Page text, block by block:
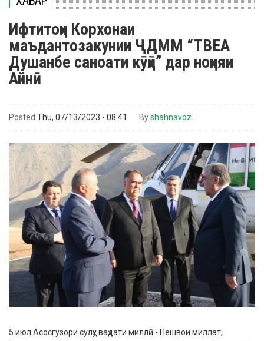
Ифтитоҳи Корхонаи
маъдантозакунии ҶДММ “ТВЕА
Душанбе саноати кӯҳӣ” дар ноҳияи
Айнӣ
Posted Thu, 07/13/2023 - 08:41 Byshahnavoz
5 июл Асосгузори сулҳу ваҳдати миллӣ - Пешвои миллат,